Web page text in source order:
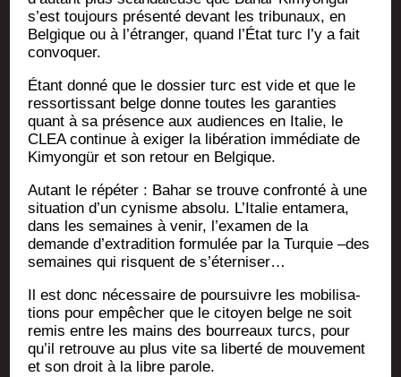
s’est tou­jours pré­sen­té devant les tri­bu­naux, en
Bel­gique ou à l’é­tran­ger, quand l’État turc l’y a fait
convoquer.
Étant don­né que le dos­sier turc est vide et que le
res­sor­tis­sant belge donne toutes les garan­ties
quant à sa pré­sence aux audiences en Ita­lie, le
CLEA conti­nue à exi­ger la libé­ra­tion immé­diate de
Kimyongür et son retour en Belgique.
Autant le répé­ter : Bahar se trouve confron­té à une
situa­tion d’un cynisme abso­lu. L’I­ta­lie enta­me­ra,
dans les semaines à venir, l’exa­men de la
demande d’ex­tra­di­tion for­mu­lée par la Tur­quie –des
semaines qui risquent de s’éterniser…
Il est donc néces­saire de pour­suivre les mobi­li­sa­
tions pour empê­cher que le citoyen belge ne soit
remis entre les mains des bour­reaux turcs, pour
qu’il retrouve au plus vite sa liber­té de mou­ve­ment
et son droit à la libre parole.